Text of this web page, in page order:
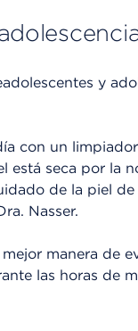
y
con un
está seca por la
de la piel
Nasser.
manera de
las horas de